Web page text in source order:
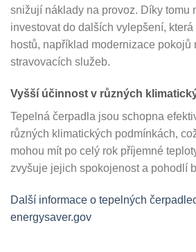
snižují náklady na provoz. Díky tomu
investovat do dalších vylepšení,
hostů, například modernizace pokojů
stravovacích služeb.
Vyšší účinnost v různých
Tepelná čerpadla jsou schopna
různých klimatických podmínkách,
mohou mít po celý rok příjemné
zvyšuje jejich spokojenost a pohodlí
Další informace o tepelných
energysaver.gov